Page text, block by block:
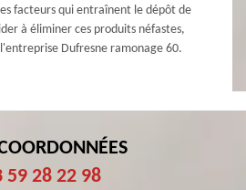
facteurs qui entraînent le dépôt de
à éliminer ces produits néfastes,
Dufresne ramonage 60.
59 28 22 98